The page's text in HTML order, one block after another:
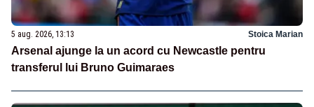
5 aug. 2026, 13:13 Stoica Marian
Arsenal ajunge la un acord cu Newcastle pentru
transferul lui Bruno Guimaraes